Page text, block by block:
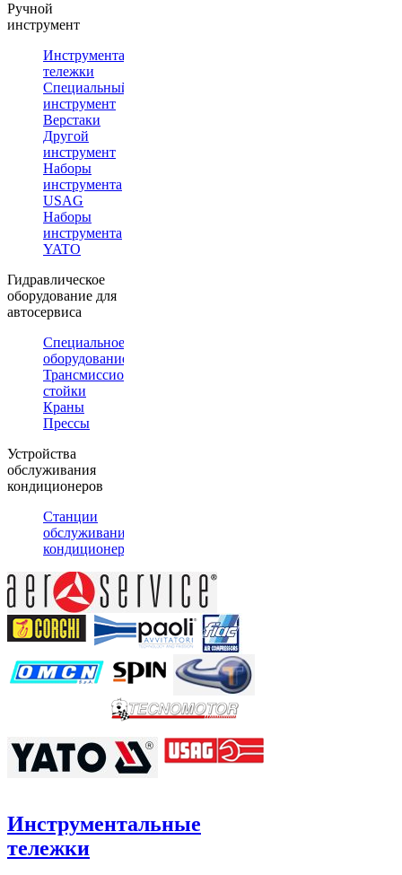
Ручной
инструмент
Инструментальные
тележки
Специальный
инструмент
Верстаки
Другой
инструмент
Наборы
инструмента
USAG
Наборы
инструмента
YATO
Гидравлическое
оборудование для
автосервиса
Специальное
оборудование
Трансмиссионные
стойки
Краны
Прессы
Устройства
обслуживания
кондиционеров
Станции
обслуживания
кондиционеров
Инструментальные
тележки